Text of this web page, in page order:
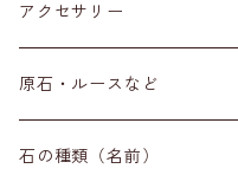
アクセサリー
ブレスレット
イヤリング・ピアス
原石・ルースなど
原石
石の種類（名前）